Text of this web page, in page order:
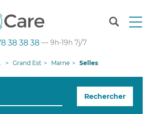
T
n
38 38 38 — 9h-19h 7j/7
Grand Est Marne Selles
Rechercher